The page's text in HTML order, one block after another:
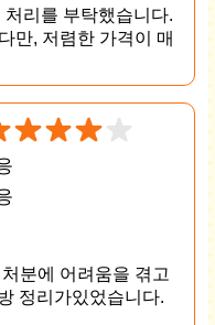
리를 부탁했습니다.
만, 저렴한 가격이 매
분에 어려움을 겪고
정리가있었습니다.